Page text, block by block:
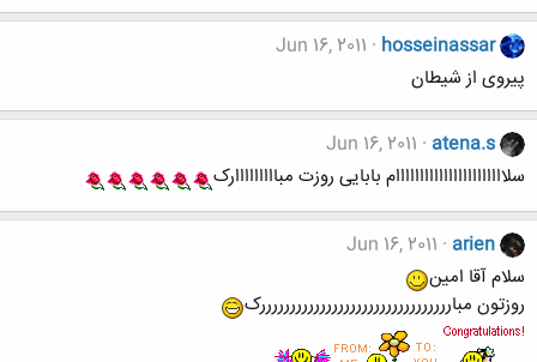
hosseinassar
Jun 16, 2011
پیروی از شیطان
atena.s
Jun 16, 2011
سلااااااااااااااااااااااام بابایی روزت مبااااااااارک
arien
Jun 16, 2011
سلام آقا امین
روزتون مباررررررررررررررررررررررررررررررررک